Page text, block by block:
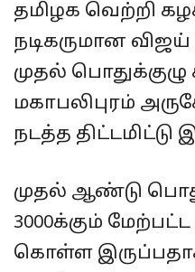
தமிழக வெற்றி
நடிகருமான
முதல்
மகாபலிபுரம்
நடத்த திட்டமிட்டு
முதல் ஆண்டு
3000க்கும்
கொள்ள